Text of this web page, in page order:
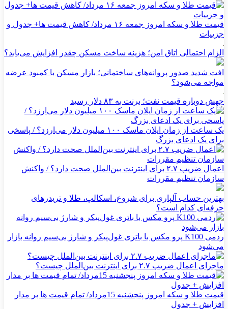
قیمت طلا و سکه امروز جمعه ۱۶ مرداد/ کاهش قیمت ها+ جدول و
جزییات
الزام احتمالی اتاق امن؛ هزینه ساخت مسکن چقدر افزایش می‌یابد؟
افت شدید صدور پروانه‌های ساختمانی؛ بازار مسکن با کمبود عرضه
مواجه می‌شود؟
جهش دوباره قیمت نفت؛ برنت به ۸۳ دلار رسید
یک ساعت از زمان ایلان ماسک ۱۰۰ میلیون دلار می‌ارزد؟ / پاسخی
برای یک ادعای بزرگ
اعمال ضریب ۲.۷ برای اینترنت بین‌الملل صحت دارد؟ / واکنش
سازمان تنظیم مقررات
بهترین حساب آلپاری برای شروع، اسکالپ، طلا و تریدرهای
حرفه‌ای کدام است؟
ردمی K100 پرو مکس با باتری غول‌پیکر و شارژ بی‌سیم روانه بازار
می‌شود
ماجرای اعمال ضریب ۲.۷ برای اینترنت بین‌الملل چیست؟
قیمت طلا و سکه امروز پنجشنبه 15مرداد/ تمام قیمت ها بر مدار
افزایش + جدول